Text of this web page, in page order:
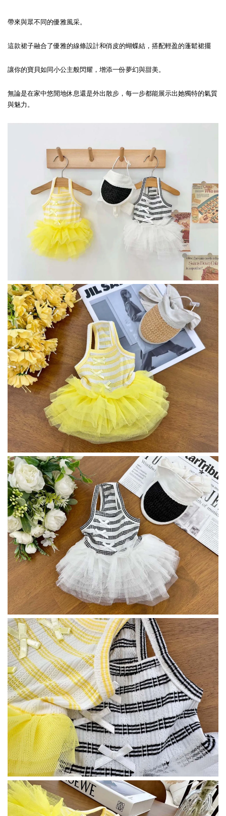
帶來與眾不同的優雅風采。
這款裙子融合了優雅的線條設計和俏皮的蝴蝶結，搭配輕盈的蓬鬆裙擺
讓你的寶貝如同小公主般閃耀，增添一份夢幻與甜美。
無論是在家中悠閒地休息還是外出散步，每一步都能展示出她獨特的氣質
與魅力。